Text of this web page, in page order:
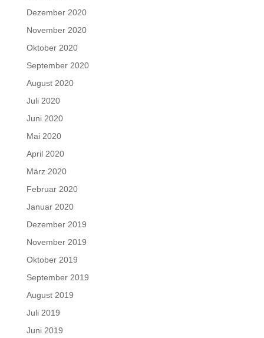
Dezember 2020
November 2020
Oktober 2020
September 2020
August 2020
Juli 2020
Juni 2020
Mai 2020
April 2020
März 2020
Februar 2020
Januar 2020
Dezember 2019
November 2019
Oktober 2019
September 2019
August 2019
Juli 2019
Juni 2019